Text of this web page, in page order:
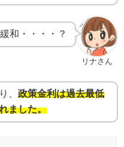
リナさん
和・・・・？
、 政策金利は過去最低
ました。